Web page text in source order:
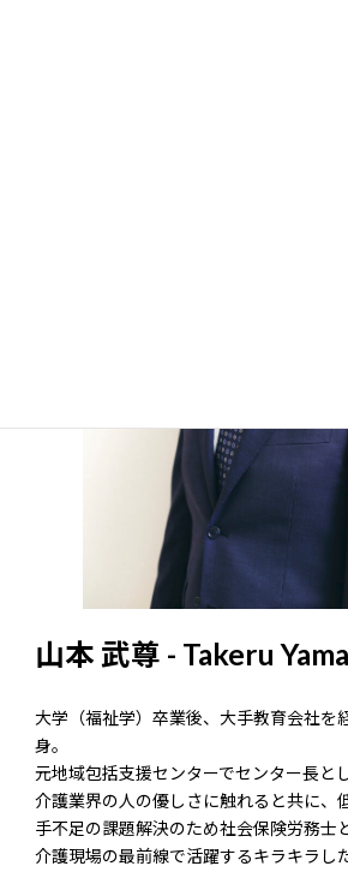
山本 武尊 - Takeru
大学（福祉学）卒業後、大手教育会社を
身。
元地域包括支援センターでセンター長と
介護業界の人の優しさに触れると共に、
手不足の課題解決のため社会保険労務士
介護現場の最前線で活躍するキラキラし